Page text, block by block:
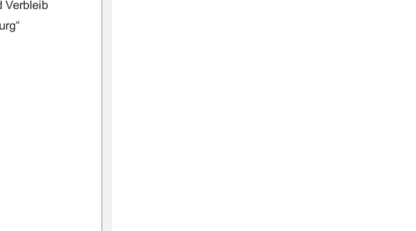
	 